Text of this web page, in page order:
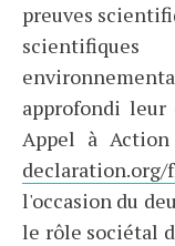
preuves
approfondi leur
Appel à
l'occasion du
le rôle sociétal